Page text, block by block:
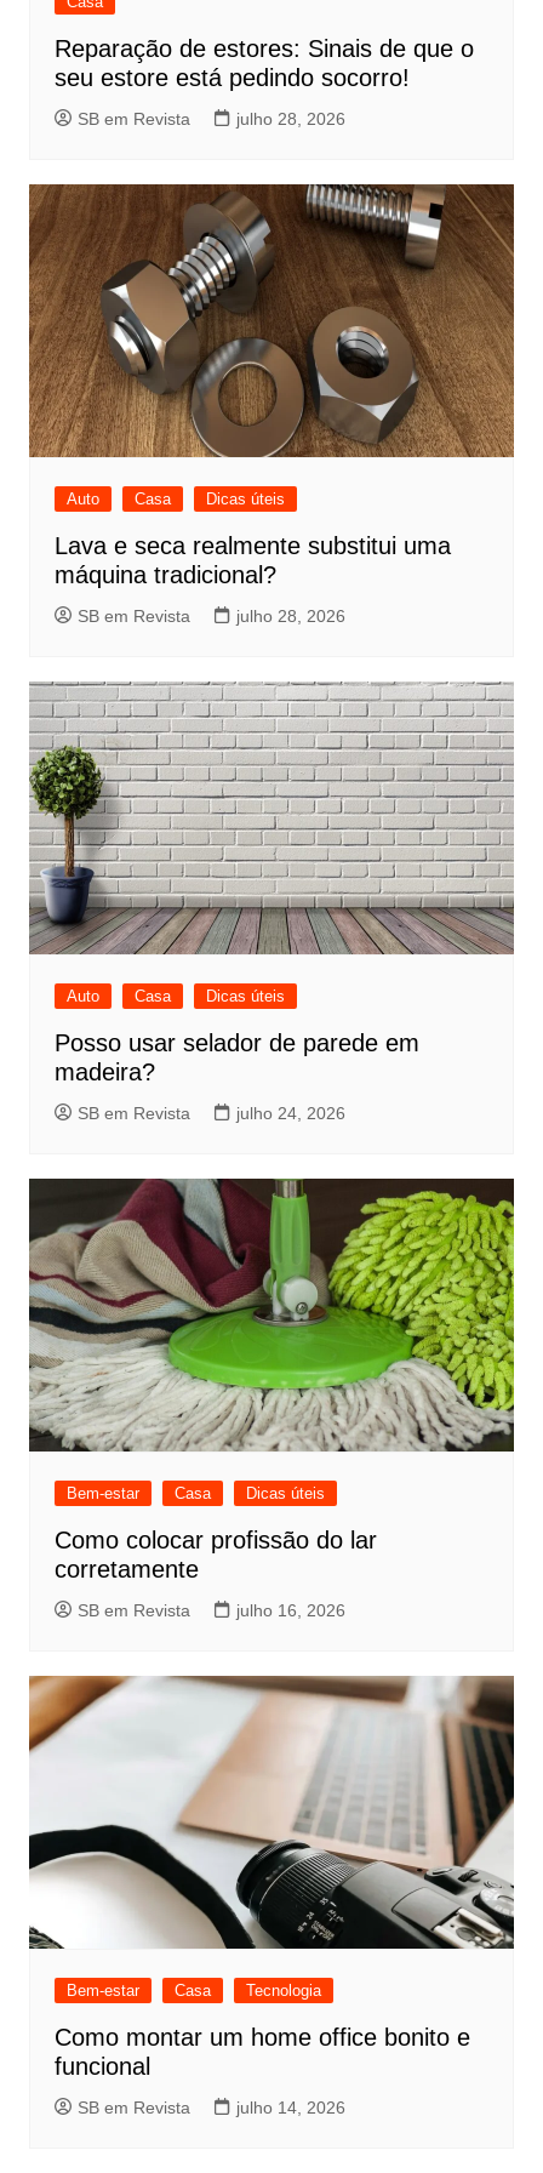
Reparação de estores: Sinais de que o
seu estore está pedindo socorro!
SB em Revista julho 28, 2026
Auto Casa Dicas úteis
Lava e seca realmente substitui uma
máquina tradicional?
SB em Revista julho 28, 2026
Auto Casa Dicas úteis
Posso usar selador de parede em
madeira?
SB em Revista julho 24, 2026
Bem-estar Casa Dicas úteis
Como colocar profissão do lar
corretamente
SB em Revista julho 16, 2026
Bem-estar Casa Tecnologia
Como montar um home office bonito e
funcional
SB em Revista julho 14, 2026